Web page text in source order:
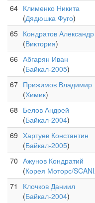
64 Клименко Никита
(Дядюшка Фуго)
65 Кондратов Александр
(Виктория)
66 Абгарян Иван
(Байкал-2005)
67 Прижимов Владимир
(Химик)
68 Белов Андрей
(Байкал-2004)
69 Хартуев Константин
(Байкал-2005)
70 Ажунов Кондратий
(Корея Моторс/
71
Клочков Даниил
(Байкал-2004)